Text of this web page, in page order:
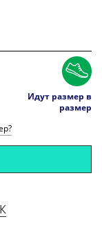
Идут размер в
размер